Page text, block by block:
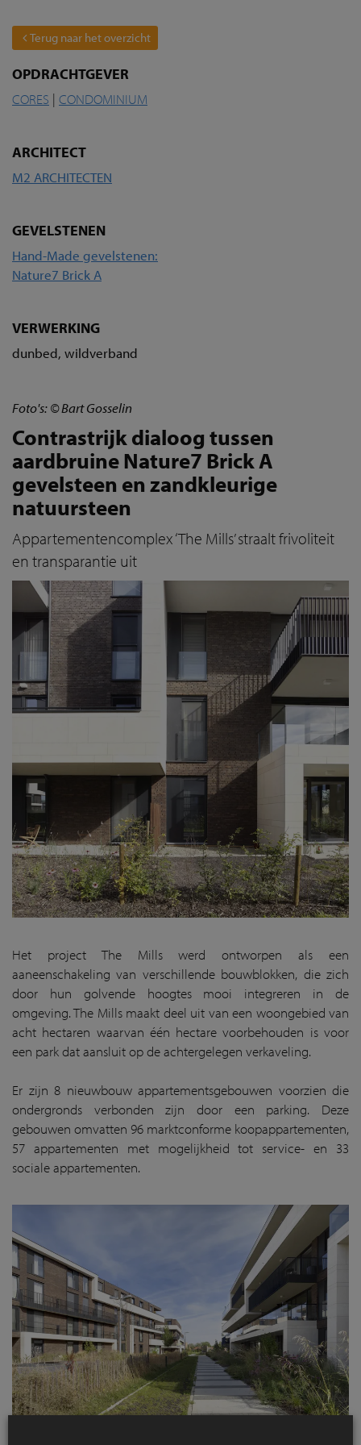
Terug naar het overzicht
OPDRACHTGEVER
CORES | CONDOMINIUM
ARCHITECT
M2 ARCHITECTEN
GEVELSTENEN
Hand-Made gevelstenen:
Nature7 Brick A
VERWERKING
dunbed, wildverband
Foto's: © Bart Gosselin
Contrastrijk dialoog tussen
aardbruine Nature7 Brick A
gevelsteen en zandkleurige
natuursteen
Appartementencomplex ‘The Mills’ straalt frivoliteit
en transparantie uit
Het project The Mills werd ontworpen als een
aaneenschakeling van verschillende bouwblokken, die zich
door hun golvende hoogtes mooi integreren in de
omgeving. The Mills maakt deel uit van een woongebied van
acht hectaren waarvan één hectare voorbehouden is voor
een park dat aansluit op de achtergelegen verkaveling.
Er zijn 8 nieuwbouw appartementsgebouwen voorzien die
ondergronds verbonden zijn door een parking. Deze
gebouwen omvatten 96 marktconforme koopappartementen,
57 appartementen met mogelijkheid tot service- en 33
sociale appartementen.